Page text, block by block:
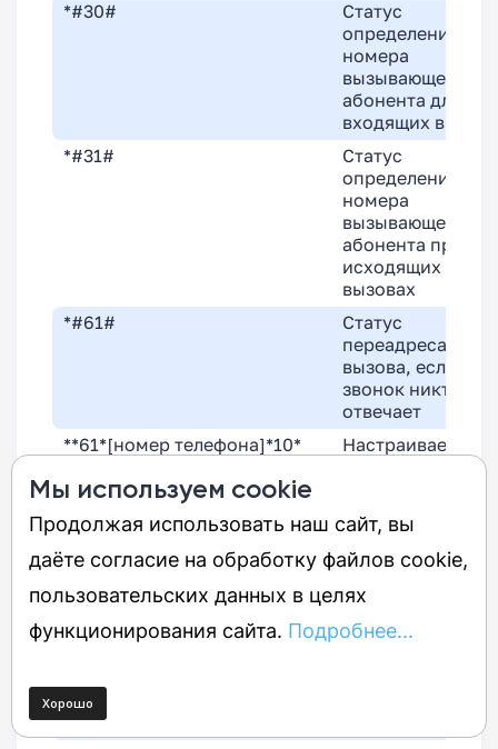
*#30#
Статус
определения
номера
вызывающего
абонента для
входящих
*#31#
Статус
определения
номера
вызывающего
абонента при
исходящих
вызовах
*#61#
Статус
переадресации
вызова, если на
звонок никто не
отвечает
**61*[номер телефона]*10*
например 5, 10, 15, 20, 25
Настраивает
переадресацию
мобильный
телефон не
отвечает
связи)
*61#
Включает
Мы используем cookie
Продолжая использовать наш сайт, вы
даёте согласие на обработку файлов cookie,
пользовательских данных в целях
функционирования сайта. Подробнее...